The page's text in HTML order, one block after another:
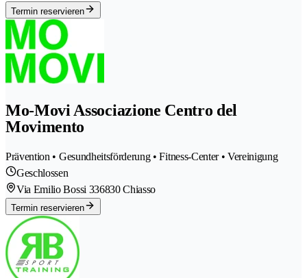
Termin reservieren
Mo-Movi Associazione Centro del
Movimento
Prävention • Gesundheitsförderung • Fitness-Center • Vereinigung
Geschlossen
Via Emilio Bossi 336830 Chiasso
Termin reservieren